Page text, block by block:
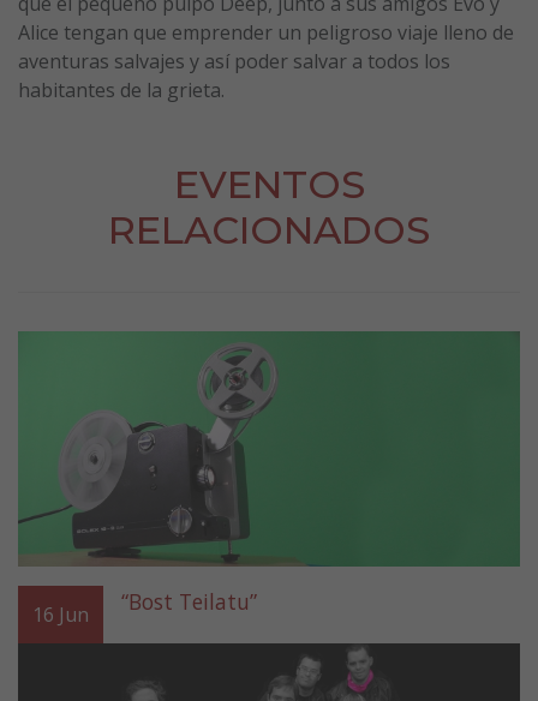
Alice tengan que emprender un peligroso viaje lleno de
aventuras salvajes y así poder salvar a todos los
habitantes de la grieta.
EVENTOS
RELACIONADOS
16 Jun “Bost Teilatu”